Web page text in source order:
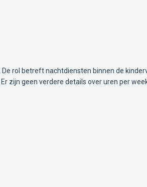
rol betreft nachtdiensten binnen de
zijn geen verdere details over uren per